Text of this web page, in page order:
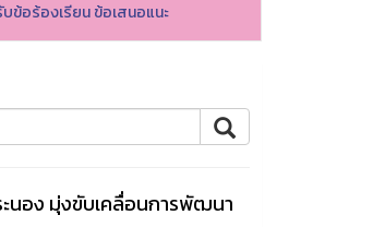
ข้อร้องเรียน ข้อเสนอแนะ
นอง มุ่งขับเคลื่อนการพัฒนา